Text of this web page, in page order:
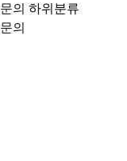
문의 하위분류
문의